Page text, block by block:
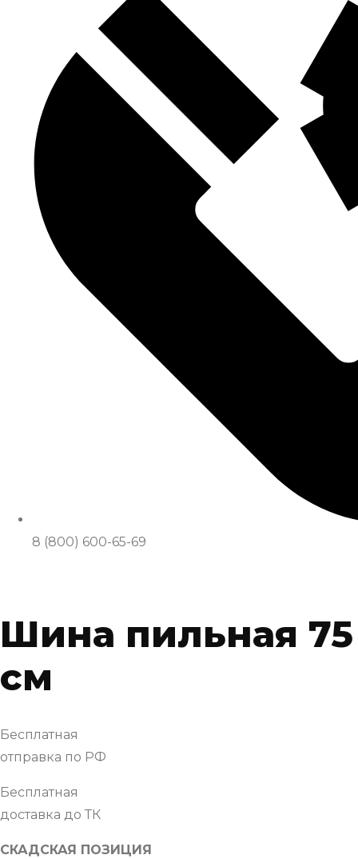
8 (800) 600-65-69
Шина пильная 75
см
Бесплатная
отправка по РФ
Бесплатная
доставка до ТК
СКАДСКАЯ ПОЗИЦИЯ